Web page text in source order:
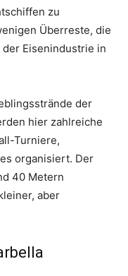
zu
Überreste, die
Eisenindustrie in
der
hier zahlreiche
Turniere,
organisiert. Der
40 Metern
aber